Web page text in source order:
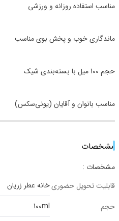
مناسب استفاده روزانه و ورزشی
ماندگاری خوب و پخش بوی مناسب
حجم 100 میل با بسته‌بندی شیک
مناسب بانوان و آقایان (یونی‌سکس)
مشخصات
مشخصات :
قابلیت تحویل حضوریخانه عطر زریان
حجم
100ml